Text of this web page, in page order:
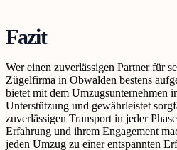
Fazit
Wer einen zuverlässigen Partner für
Zügelfirma in Obwalden bestens
bietet mit dem Umzugsunternehmen
Unterstützung und gewährleistet
zuverlässigen Transport in jeder
Erfahrung und ihrem Engagement
jeden Umzug zu einer entspannten